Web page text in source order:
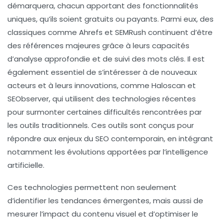
démarquera, chacun apportant des fonctionnalités
uniques, qu’ils soient gratuits ou payants. Parmi eux, des
classiques comme Ahrefs et SEMRush continuent d’être
des références majeures grâce à leurs capacités
d’analyse approfondie et de suivi des mots clés. Il est
également essentiel de s’intéresser à de nouveaux
acteurs et à leurs innovations, comme Haloscan et
SEObserver, qui utilisent des technologies récentes
pour surmonter certaines difficultés rencontrées par
les outils traditionnels. Ces outils sont conçus pour
répondre aux enjeux du SEO contemporain, en intégrant
notamment les évolutions apportées par l’intelligence
artificielle.
Ces technologies permettent non seulement
d’identifier les tendances émergentes, mais aussi de
mesurer l’impact du contenu visuel et d’optimiser le